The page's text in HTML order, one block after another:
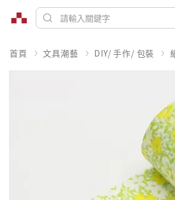
首頁 文具潮藝 DIY/ 手作/ 包裝